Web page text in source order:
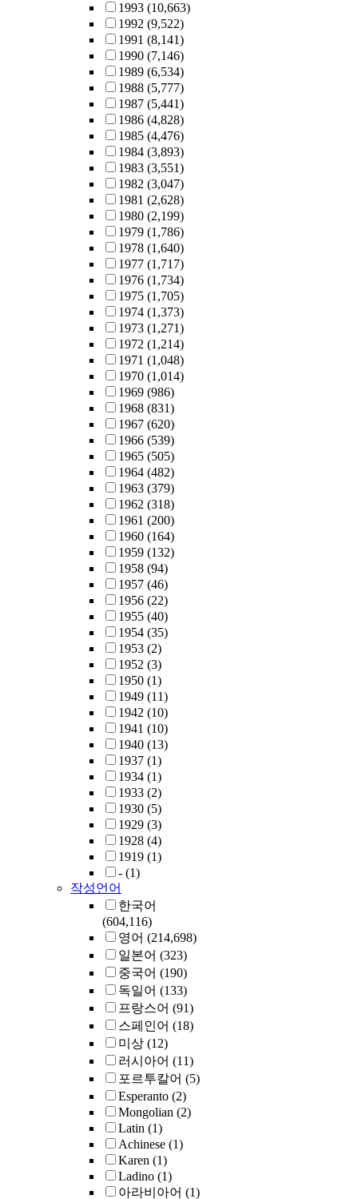
1993 (10,663)
1992 (9,522)
1991 (8,141)
1990 (7,146)
1989 (6,534)
1988 (5,777)
1987 (5,441)
1986 (4,828)
1985 (4,476)
1984 (3,893)
1983 (3,551)
1982 (3,047)
1981 (2,628)
1980 (2,199)
1979 (1,786)
1978 (1,640)
1977 (1,717)
1976 (1,734)
1975 (1,705)
1974 (1,373)
1973 (1,271)
1972 (1,214)
1971 (1,048)
1970 (1,014)
1969 (986)
1968 (831)
1967 (620)
1966 (539)
1965 (505)
1964 (482)
1963 (379)
1962 (318)
1961 (200)
1960 (164)
1959 (132)
1958 (94)
1957 (46)
1956 (22)
1955 (40)
1954 (35)
1953 (2)
1952 (3)
1950 (1)
1949 (11)
1942 (10)
1941 (10)
1940 (13)
1937 (1)
1934 (1)
1933 (2)
1930 (5)
1929 (3)
1928 (4)
1919 (1)
- (1)
작성언어
한국어
(604,116)
영어 (214,698)
일본어 (323)
중국어 (190)
독일어 (133)
프랑스어 (91)
스페인어 (18)
미상 (12)
러시아어 (11)
포르투칼어 (5)
Esperanto (2)
Mongolian (2)
Latin (1)
Achinese (1)
Karen (1)
Ladino (1)
아라비아어 (1)